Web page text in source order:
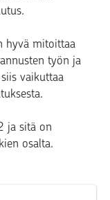
hyvä mitoittaa
työn ja
vaikuttaa
ja sitä on
osalta.